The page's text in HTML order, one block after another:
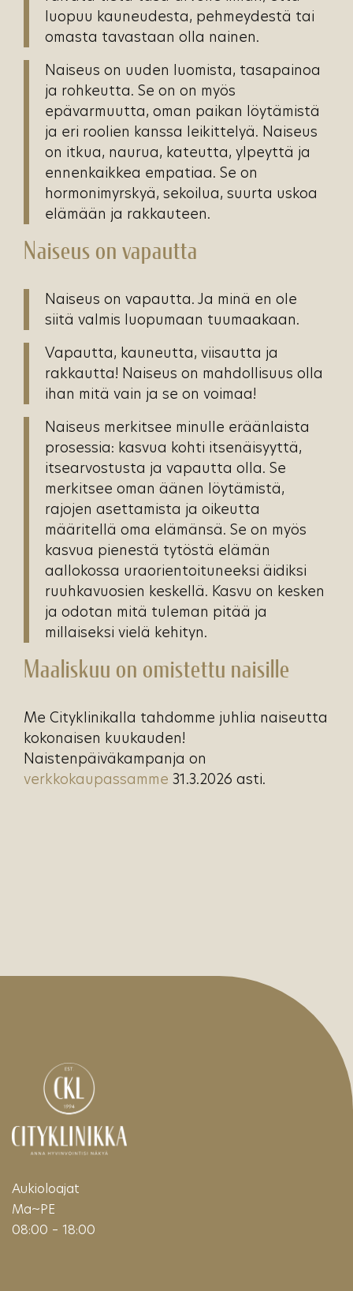
luopuu kauneudesta, pehmeydestä tai
omasta tavastaan olla nainen.
Naiseus on uuden luomista, tasapainoa
ja rohkeutta. Se on on myös
epävarmuutta, oman paikan löytämistä
ja eri roolien kanssa leikittelyä. Naiseus
on itkua, naurua, kateutta, ylpeyttä ja
ennenkaikkea empatiaa. Se on
hormonimyrskyä, sekoilua, suurta uskoa
elämään ja rakkauteen.
Naiseus on vapautta
Naiseus on vapautta. Ja minä en ole
siitä valmis luopumaan tuumaakaan.
Vapautta, kauneutta, viisautta ja
rakkautta! Naiseus on mahdollisuus olla
ihan mitä vain ja se on voimaa!
Naiseus merkitsee minulle eräänlaista
prosessia: kasvua kohti itsenäisyyttä,
itsearvostusta ja vapautta olla. Se
merkitsee oman äänen löytämistä,
rajojen asettamista ja oikeutta
määritellä oma elämänsä. Se on myös
kasvua pienestä tytöstä elämän
aallokossa uraorientoituneeksi äidiksi
ruuhkavuosien keskellä. Kasvu on kesken
ja odotan mitä tuleman pitää ja
millaiseksi vielä kehityn.
Maaliskuu on omistettu naisille
Me Cityklinikalla tahdomme juhlia naiseutta
kokonaisen kuukauden!
Naistenpäiväkampanja on
verkkokaupassamme 31.3.2026 asti.
Aukioloajat
Ma~PE
08:00 – 18:00